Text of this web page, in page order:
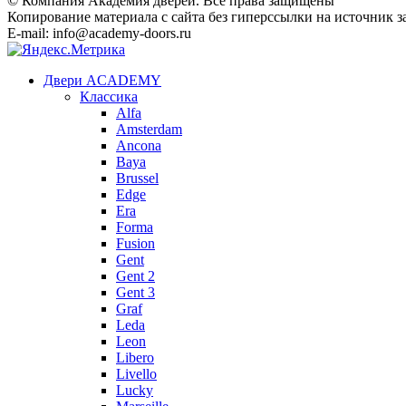
Копирование материала с сайта без гиперссылки на источник
E-mail: info@academy-doors.ru
Двери ACADEMY
Классика
Alfa
Amsterdam
Ancona
Baya
Brussel
Edge
Era
Forma
Fusion
Gent
Gent 2
Gent 3
Graf
Leda
Leon
Libero
Livello
Lucky